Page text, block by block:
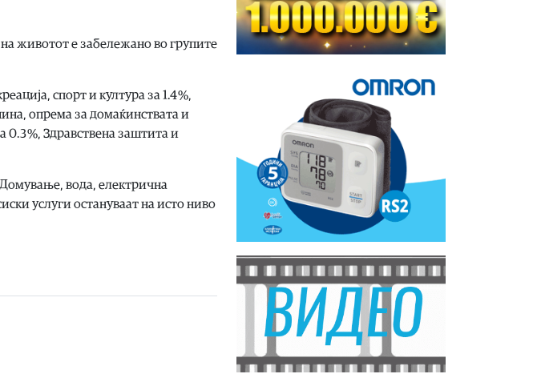
животот е забележано во групите
спорт и култура за 1.4 %,
опрема за домаќинствата и
0.3 %, Здравствена заштита и
вода, електрична
услуги остануваат на исто ниво